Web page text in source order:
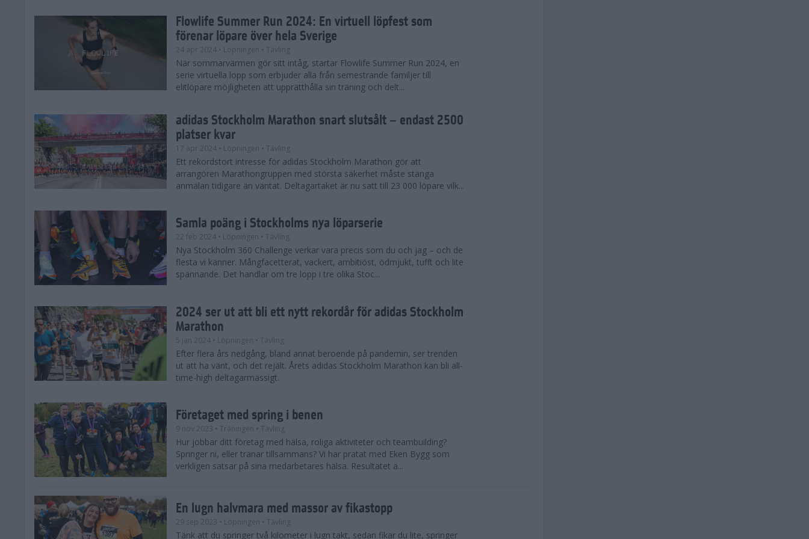
Flowlife Summer Run 2024: En virtuell löpfest som
förenar löpare över hela Sverige
24 apr 2024 • Löpningen • Tävling
När sommarvärmen gör sitt intåg, startar Flowlife Summer Run 2024, en
serie virtuella lopp som erbjuder alla från semestrande familjer till
elitlöpare möjligheten att upprätthålla sin träning och delt...
adidas Stockholm Marathon snart slutsålt – endast 2500
platser kvar
17 apr 2024 • Löpningen • Tävling
Ett rekordstort intresse för adidas Stockholm Marathon gör att
arrangören Marathongruppen med största säkerhet måste stänga
anmälan tidigare än väntat. Deltagartaket är nu satt till 23 000 löpare vilk...
Samla poäng i Stockholms nya löparserie
22 feb 2024 • Löpningen • Tävling
Nya Stockholm 360 Challenge verkar vara precis som du och jag – och de
flesta vi känner. Mångfacetterat, vackert, ambitiöst, ödmjukt, tufft och lite
spännande. Det handlar om tre lopp i tre olika Stoc...
2024 ser ut att bli ett nytt rekordår för adidas Stockholm
Marathon
5 jan 2024 • Löpningen • Tävling
Efter flera års nedgång, bland annat beroende på pandemin, ser trenden
ut att ha vänt, och det rejält. Årets adidas Stockholm Marathon kan bli all-
time-high deltagarmässigt.
Företaget med spring i benen
9 nov 2023 • Träningen • Tävling
Hur jobbar ditt företag med hälsa, roliga aktiviteter och teambuilding?
Springer ni, eller tränar tillsammans? Vi har pratat med Eken Bygg som
verkligen satsar på sina medarbetares hälsa. Resultatet ä...
En lugn halvmara med massor av fikastopp
29 sep 2023 • Löpningen • Tävling
Tänk att du springer två kilometer i lugn takt, sedan fikar du lite, springer